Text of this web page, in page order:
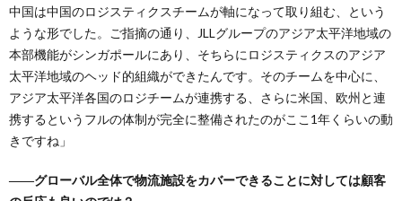
中国は中国のロジスティクスチームが軸になって取り組む、という
ような形でした。ご指摘の通り、JLLグループのアジア太平洋地域の
本部機能がシンガポールにあり、そちらにロジスティクスのアジア
太平洋地域のヘッド的組織ができたんです。そのチームを中心に、
アジア太平洋各国のロジチームが連携する、さらに米国、欧州と連
携するというフルの体制が完全に整備されたのがここ1年くらいの動
きですね」
――グローバル全体で物流施設をカバーできることに対しては顧客